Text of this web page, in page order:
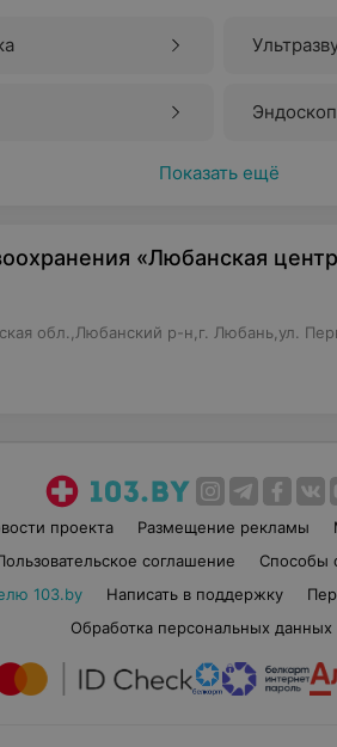
Показать ещё
«Любанская
обл.,Любанский р-н,г. Любань,ул.
проекта Размещение рекламы
соглашение Способы
103.by
Написать в поддержку
Обработка персональных данных